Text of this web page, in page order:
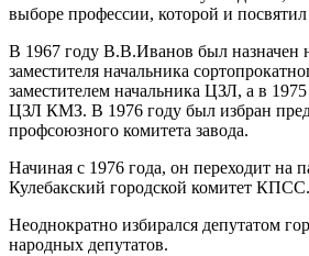
выборе профессии, которой и
В 1967 году В.В.Иванов был назначен
заместителя начальника
заместителем начальника ЦЗЛ, а в
ЦЗЛ КМЗ. В 1976 году был избран
профсоюзного комитета завода.
Начиная с 1976 года, он переходит на
Кулебакский городской комитет КПСС.
Неоднократно избирался депутатом
народных депутатов.